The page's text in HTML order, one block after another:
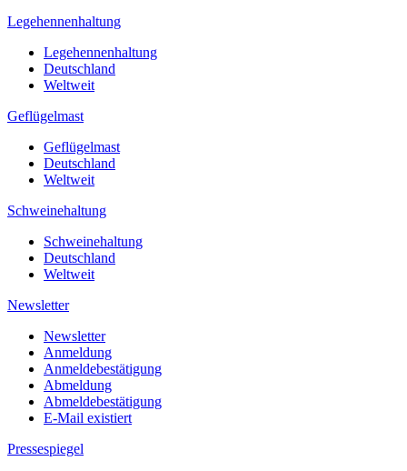
Legehennenhaltung
Legehennenhaltung
Deutschland
Weltweit
Geflügelmast
Geflügelmast
Deutschland
Weltweit
Schweinehaltung
Schweinehaltung
Deutschland
Weltweit
Newsletter
Newsletter
Anmeldung
Anmeldebestätigung
Abmeldung
Abmeldebestätigung
E-Mail existiert
Pressespiegel